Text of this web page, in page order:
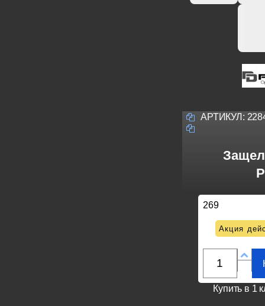
АРТИКУЛ:
269
Акция
Купить в 1